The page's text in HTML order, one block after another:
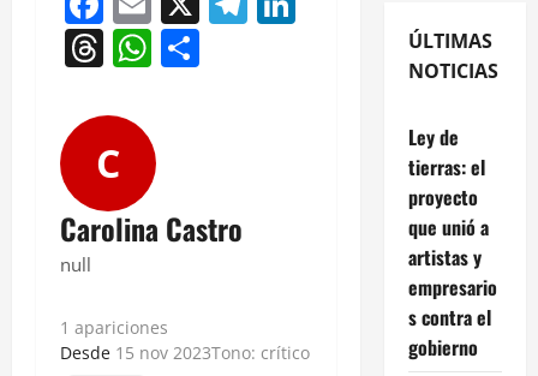
Threads
WhatsApp
C
Carolina Castro
null
1 apariciones
Desde 15 nov 2023Tono: crítico
ÚLTIMAS
NOTICIAS
Ley de
tierras: el
proyecto
que unió a
artistas y
empresario
s contra el
gobierno